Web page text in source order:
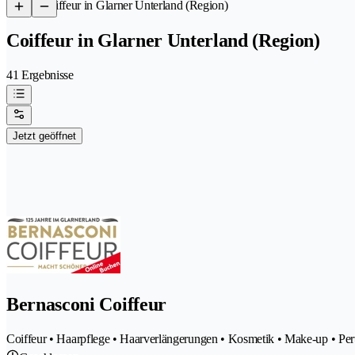
/Coiffeur in Glarner Unterland (Region)
Coiffeur in Glarner Unterland (Region)
41 Ergebnisse
Jetzt geöffnet
Bernasconi Coiffeur
Coiffeur • Haarpflege • Haarverlängerungen • Kosmetik • Make-up •